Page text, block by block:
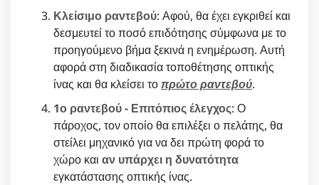
Κλείσιμο ραντεβού: Αφού, θα έχει εγκριθεί και
δεσμευτεί το ποσό επιδότησης σύμφωνα με το
προηγούμενο βήμα ξεκινά η ενημέρωση. Αυτή
αφορά στη διαδικασία τοποθέτησης οπτικής
ίνας και θα κλείσει τοπρώτο ραντεβού.
1ο ραντεβού - Επιτόπιος έλεγχος: Ο
πάροχος, τον οποίο θα επιλέξει ο πελάτης, θα
στείλει μηχανικό για να δει πρώτη φορά το
χώρο και αν υπάρχει η δυνατότητα
εγκατάστασης οπτικής ίνας.